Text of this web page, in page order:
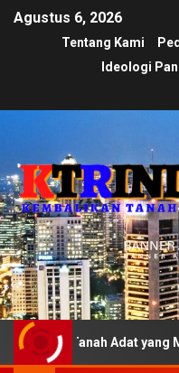
Agustus 6, 2026
Tentang Kami
Ideologi
Adat yang Mandek di